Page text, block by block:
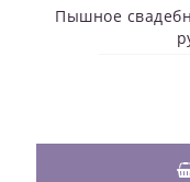
Пышное